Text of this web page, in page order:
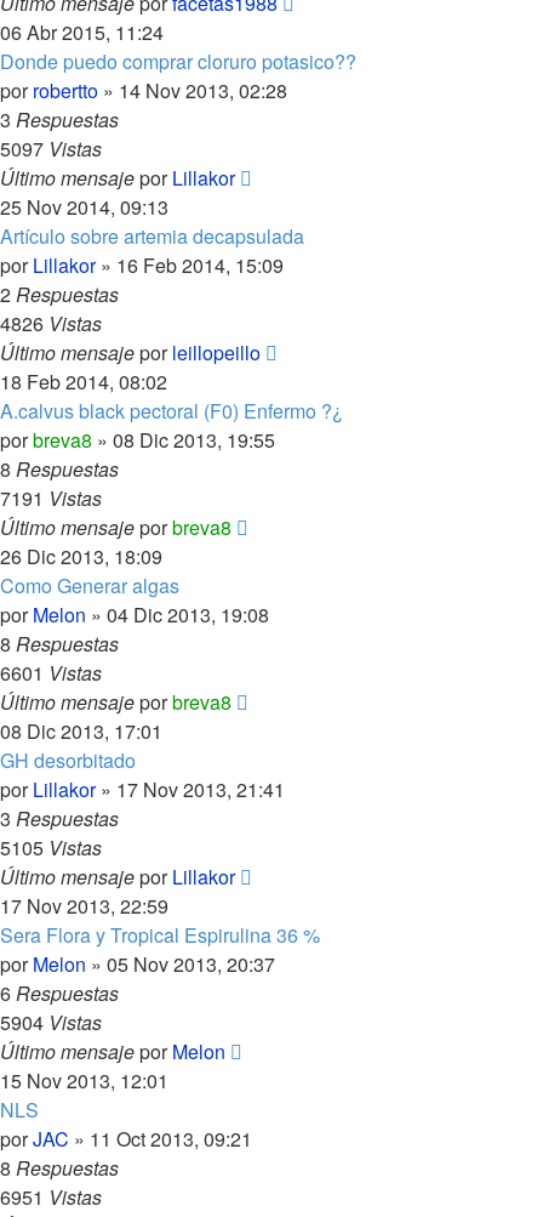
06 Abr 2015, 11:24
Donde puedo comprar cloruro potasico??
porrobertto » 14 Nov 2013, 02:28
3 Respuestas
5097 Vistas
Último mensajeporLillakor
25 Nov 2014, 09:13
Artículo sobre artemia decapsulada
porLillakor» 16 Feb 2014, 15:09
2Respuestas
4826 Vistas
Último mensajeporleillopeillo
18 Feb 2014, 08:02
A.calvus black pectoral (F0) Enfermo ?¿
porbreva8 » 08 Dic 2013, 19:55
8 Respuestas
7191 Vistas
Último mensajeporbreva8
26 Dic 2013, 18:09
Como Generar algas
porMelon » 04 Dic 2013, 19:08
8 Respuestas
6601 Vistas
Último mensajeporbreva8
08 Dic 2013, 17:01
GH desorbitado
porLillakor» 17 Nov 2013, 21:41
3 Respuestas
5105 Vistas
Último mensajeporLillakor
17 Nov 2013, 22:59
Sera Flora y Tropical Espirulina 36 %
porMelon » 05 Nov 2013, 20:37
6Respuestas
5904 Vistas
Último mensajeporMelon
15 Nov 2013, 12:01
NLS
porJAC » 11 Oct 2013, 09:21
8 Respuestas
6951 Vistas